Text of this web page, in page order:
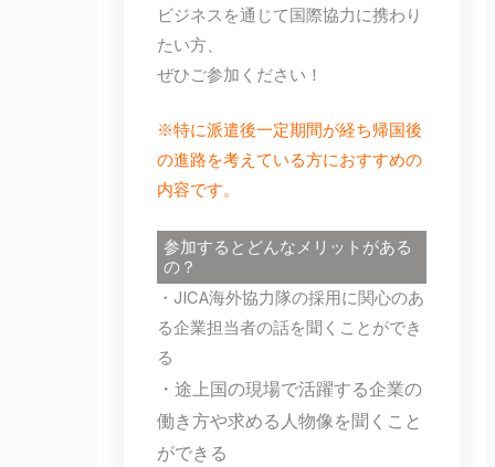
ビジネスを通じて国際協力に携わり
たい方、
ぜひご参加ください！
※特に派遣後一定期間が経ち帰国後
の進路を考えている方におすすめの
内容です。
参加するとどんなメリットがある
の？
・JICA海外協力隊の採用に関心のあ
る企業担当者の話を聞くことができ
る
・途上国の現場で活躍する企業の
働き方や求める人物像を聞くこと
ができる